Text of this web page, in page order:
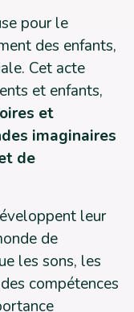
pour le
des enfants,
Cet acte
et enfants,
et
imaginaires
de
leur
de
les sons, les
compétences